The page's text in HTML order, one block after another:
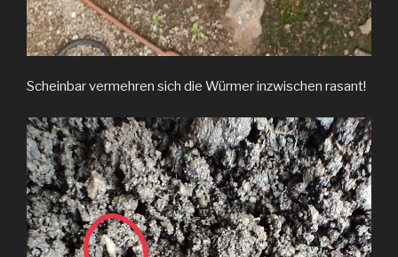
Scheinbar vermehren sich die Würmer inzwischen rasant!